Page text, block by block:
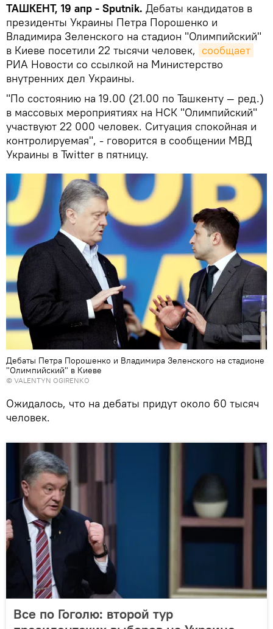
ТАШКЕНТ, 19 апр - Sputnik. Дебаты кандидатов в
президенты Украины Петра Порошенко и
Владимира Зеленского на стадион "Олимпийский"
в Киеве посетили 22 тысячи человек, сообщает
РИА Новости со ссылкой на Министерство
внутренних дел Украины.
"По состоянию на 19.00 (21.00 по Ташкенту — ред.)
в массовых мероприятиях на НСК "Олимпийский"
участвуют 22 000 человек. Ситуация спокойная и
контролируемая", - говорится в сообщении МВД
Украины в Twitter в пятницу.
Дебаты Петра Порошенко и Владимира Зеленского на стадионе
"Олимпийский" в Киеве
© VALENTYN OGIRENKO
Ожидалось, что на дебаты придут около 60 тысяч
человек.
Все по Гоголю: второй тур